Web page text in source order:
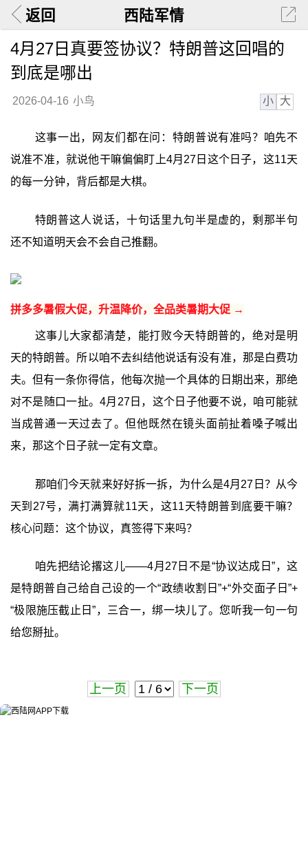
返回 西陆军情
4月27日真要签协议？特朗普这回唱的
到底是哪出
2026-04-16 小鸟 小 大
这事一出，网友们都在问：特朗普说有准吗？咱先不
说准不准，就说他干嘛偏偏盯上4月27日这个日子，这11天
的每一分钟，背后都是大棋。
特朗普这人说话，十句话里九句半是虚的，剩那半句
还不知道明天会不会自己推翻。
拼多多暑假大促，升温降价，全品类暑期大促 →
这事儿大家都清楚，能打败今天特朗普的，绝对是明
天的特朗普。所以咱不去纠结他说话有没有准，那是白费功
夫。但有一条你得信，他每次抛一个具体的日期出来，那绝
对不是随口一扯。4月27日，这个日子他要不说，咱可能就
当成普通一天过去了。但他既然在镜头面前扯着嗓子喊出
来，那这个日子就一定有文章。
那咱们今天就来好好拆一拆，为什么是4月27日？从今
天到27号，满打满算就11天，这11天特朗普到底要干嘛？
核心问题：这个协议，真签得下来吗？
咱先把结论撂这儿——4月27日不是“协议达成日”，这
是特朗普自己给自己设的一个“政绩收割日”+“外交面子日”+
“极限施压截止日”，三合一，绑一块儿了。您听我一句一句
给您掰扯。
上一页 下一页